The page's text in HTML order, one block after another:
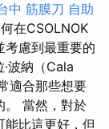
中 筋膜刀 自助
在CSOLNOK
考慮到最重要的
·波納（Cala
適合那些想要
。 當然，對於
比這更好，但